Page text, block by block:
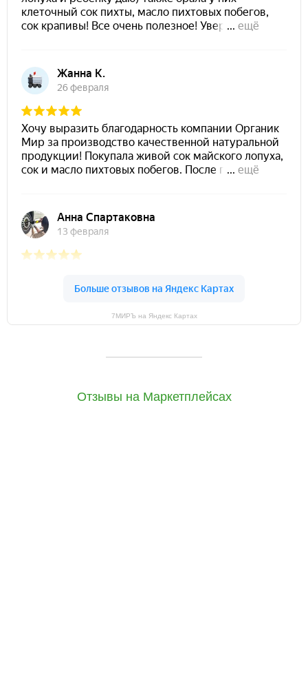
7МИРЪ на Яндекс Картах
Отзывы на Маркетплейсах